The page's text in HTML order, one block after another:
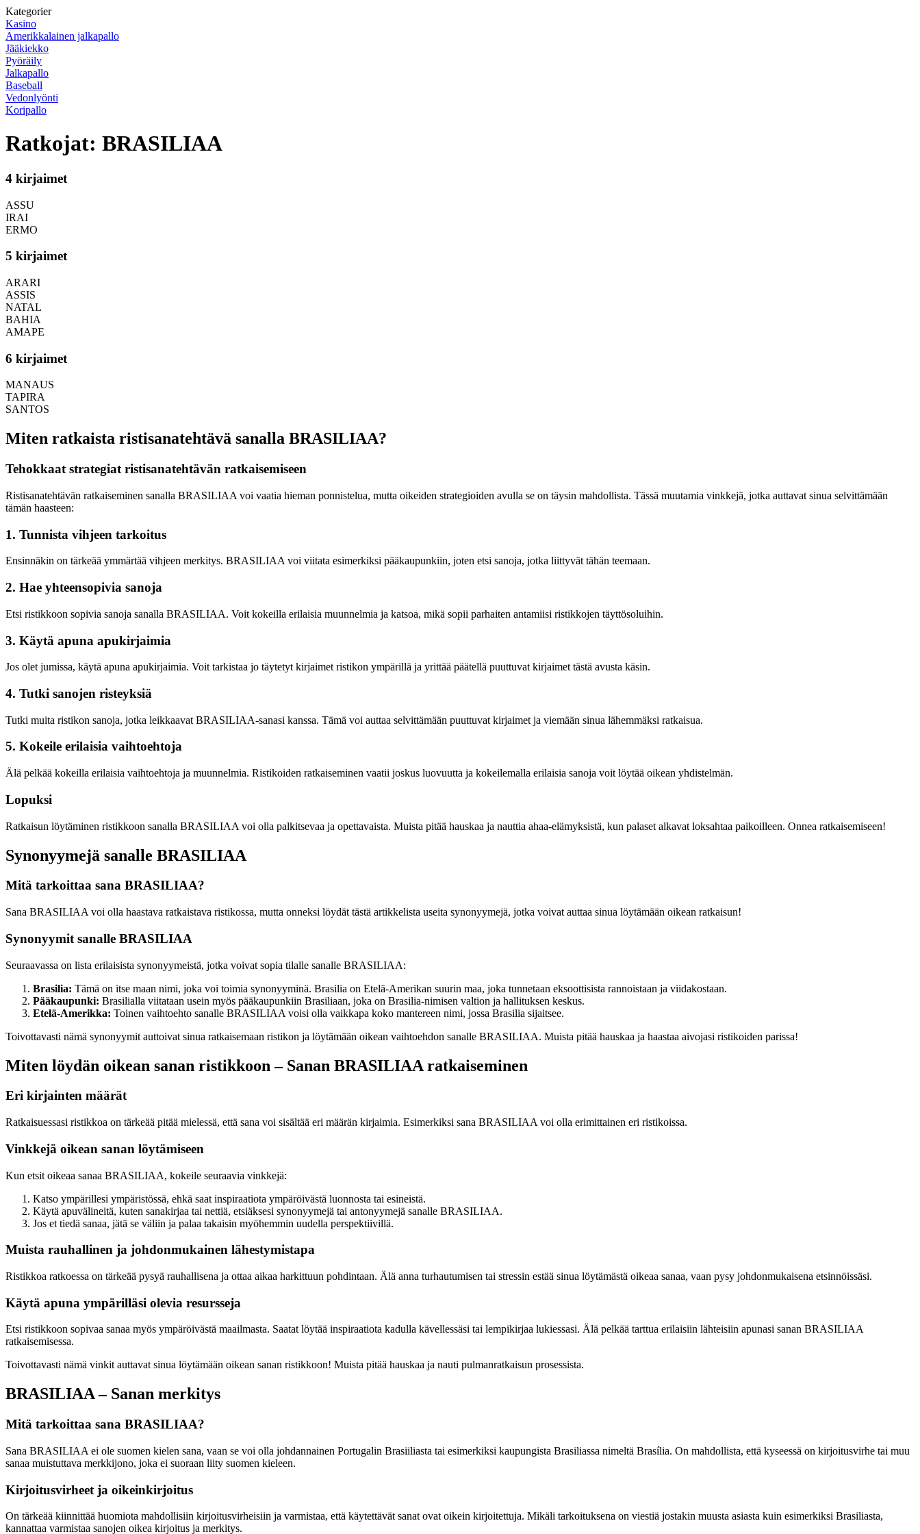
Kategorier
Kasino
Amerikkalainen jalkapallo
Jääkiekko
Pyöräily
Jalkapallo
Baseball
Vedonlyönti
Koripallo
Ratkojat: BRASILIAA
4 kirjaimet
ASSU
IRAI
ERMO
5 kirjaimet
ARARI
ASSIS
NATAL
BAHIA
AMAPE
6 kirjaimet
MANAUS
TAPIRA
SANTOS
Miten ratkaista ristisanatehtävä sanalla BRASILIAA?
Tehokkaat strategiat ristisanatehtävän ratkaisemiseen
Ristisanatehtävän ratkaiseminen sanalla BRASILIAA voi vaatia hieman ponnistelua, mutta oikeiden strategioiden avulla se on täysin mahdollista. Tässä muutamia vinkkejä, jotka auttavat sinua selvittämään
tämän haasteen:
1. Tunnista vihjeen tarkoitus
Ensinnäkin on tärkeää ymmärtää vihjeen merkitys. BRASILIAA voi viitata esimerkiksi pääkaupunkiin, joten etsi sanoja, jotka liittyvät tähän teemaan.
2. Hae yhteensopivia sanoja
Etsi ristikkoon sopivia sanoja sanalla BRASILIAA. Voit kokeilla erilaisia muunnelmia ja katsoa, mikä sopii parhaiten antamiisi ristikkojen täyttösoluihin.
3. Käytä apuna apukirjaimia
Jos olet jumissa, käytä apuna apukirjaimia. Voit tarkistaa jo täytetyt kirjaimet ristikon ympärillä ja yrittää päätellä puuttuvat kirjaimet tästä avusta käsin.
4. Tutki sanojen risteyksiä
Tutki muita ristikon sanoja, jotka leikkaavat BRASILIAA-sanasi kanssa. Tämä voi auttaa selvittämään puuttuvat kirjaimet ja viemään sinua lähemmäksi ratkaisua.
5. Kokeile erilaisia vaihtoehtoja
Älä pelkää kokeilla erilaisia vaihtoehtoja ja muunnelmia. Ristikoiden ratkaiseminen vaatii joskus luovuutta ja kokeilemalla erilaisia sanoja voit löytää oikean yhdistelmän.
Lopuksi
Ratkaisun löytäminen ristikkoon sanalla BRASILIAA voi olla palkitsevaa ja opettavaista. Muista pitää hauskaa ja nauttia ahaa-elämyksistä, kun palaset alkavat loksahtaa paikoilleen. Onnea ratkaisemiseen!
Synonyymejä sanalle BRASILIAA
Mitä tarkoittaa sana BRASILIAA?
Sana BRASILIAA voi olla haastava ratkaistava ristikossa, mutta onneksi löydät tästä artikkelista useita synonyymejä, jotka voivat auttaa sinua löytämään oikean ratkaisun!
Synonyymit sanalle BRASILIAA
Seuraavassa on lista erilaisista synonyymeistä, jotka voivat sopia tilalle sanalle BRASILIAA:
Brasilia: Tämä on itse maan nimi, joka voi toimia synonyyminä. Brasilia on Etelä-Amerikan suurin maa, joka tunnetaan eksoottisista rannoistaan ja viidakostaan.
Pääkaupunki: Brasilialla viitataan usein myös pääkaupunkiin Brasiliaan, joka on Brasilia-nimisen valtion ja hallituksen keskus.
Etelä-Amerikka: Toinen vaihtoehto sanalle BRASILIAA voisi olla vaikkapa koko mantereen nimi, jossa Brasilia sijaitsee.
Toivottavasti nämä synonyymit auttoivat sinua ratkaisemaan ristikon ja löytämään oikean vaihtoehdon sanalle BRASILIAA. Muista pitää hauskaa ja haastaa aivojasi ristikoiden parissa!
Miten löydän oikean sanan ristikkoon – Sanan BRASILIAA ratkaiseminen
Eri kirjainten määrät
Ratkaisuessasi ristikkoa on tärkeää pitää mielessä, että sana voi sisältää eri määrän kirjaimia. Esimerkiksi sana BRASILIAA voi olla erimittainen eri ristikoissa.
Vinkkejä oikean sanan löytämiseen
Kun etsit oikeaa sanaa BRASILIAA, kokeile seuraavia vinkkejä:
Katso ympärillesi ympäristössä, ehkä saat inspiraatiota ympäröivästä luonnosta tai esineistä.
Käytä apuvälineitä, kuten sanakirjaa tai nettiä, etsiäksesi synonyymejä tai antonyymejä sanalle BRASILIAA.
Jos et tiedä sanaa, jätä se väliin ja palaa takaisin myöhemmin uudella perspektiivillä.
Muista rauhallinen ja johdonmukainen lähestymistapa
Ristikkoa ratkoessa on tärkeää pysyä rauhallisena ja ottaa aikaa harkittuun pohdintaan. Älä anna turhautumisen tai stressin estää sinua löytämästä oikeaa sanaa, vaan pysy johdonmukaisena etsinnöissäsi.
Käytä apuna ympärilläsi olevia resursseja
Etsi ristikkoon sopivaa sanaa myös ympäröivästä maailmasta. Saatat löytää inspiraatiota kadulla kävellessäsi tai lempikirjaa lukiessasi. Älä pelkää tarttua erilaisiin lähteisiin apunasi sanan BRASILIAA
ratkaisemisessa.
Toivottavasti nämä vinkit auttavat sinua löytämään oikean sanan ristikkoon! Muista pitää hauskaa ja nauti pulmanratkaisun prosessista.
BRASILIAA – Sanan merkitys
Mitä tarkoittaa sana BRASILIAA?
Sana BRASILIAA ei ole suomen kielen sana, vaan se voi olla johdannainen Portugalin Brasiiliasta tai esimerkiksi kaupungista Brasiliassa nimeltä Brasília. On mahdollista, että kyseessä on kirjoitusvirhe tai muu
sanaa muistuttava merkkijono, joka ei suoraan liity suomen kieleen.
Kirjoitusvirheet ja oikeinkirjoitus
On tärkeää kiinnittää huomiota mahdollisiin kirjoitusvirheisiin ja varmistaa, että käytettävät sanat ovat oikein kirjoitettuja. Mikäli tarkoituksena on viestiä jostakin muusta asiasta kuin esimerkiksi Brasiliasta,
kannattaa varmistaa sanojen oikea kirjoitus ja merkitys.